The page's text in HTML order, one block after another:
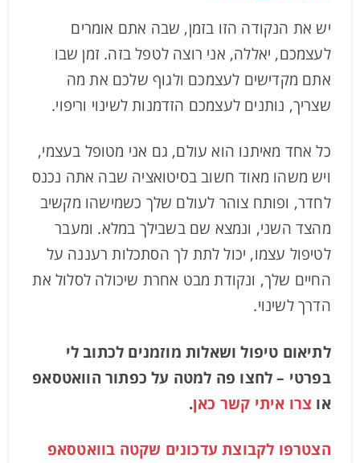
יש את הנקודה הזו בזמן, שבה אתם אומרים
לעצמכם, יאללה, אני רוצה לטפל בזה. זמן שבו
אתם מקדישים לעצמכם ולגוף שלכם את מה
שצריך, נותנים לעצמכם הזדמנות לשינוי וריפוי.
כל אחד מאיתנו הוא עולם, גם אני מטופל בעצמי,
ויש משהו מאוד חשוב בסיטואציה שבה אתה נכנס
לחדר, ופותח צוהר לעולם שלך כשמישהו מקשיב
מהצד השני, ונמצא שם בשבילך במלא. ומעבר
לטיפול עצמו, יכול לתת לך הסתכלות רעננה על
החיים שלך, ונקודת מבט אחרת שיכולה לסלול את
הדרך לשינוי.
לתיאום טיפול ושאלות מוזמנים לכתוב לי
בפרטי – לחצו פה למטה על כפתור הוואטסאפ
או צרו איתי קשר כאן.
הצטרפו לקבוצת עדכונים שקטה בוואטסאפ